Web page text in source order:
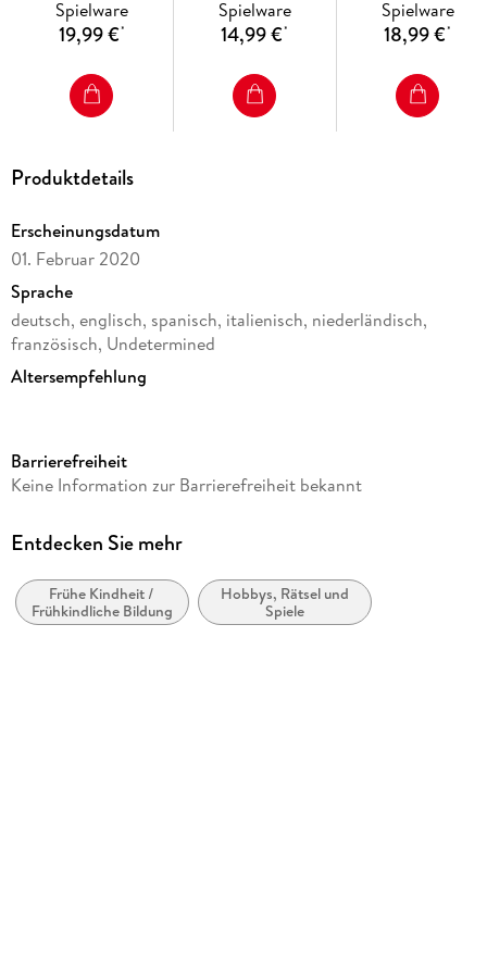
Spielware
19,99 €*
54 Teile -
Stiftehalter für
Jahren,
Schreibtisch-
Spielware
14,99 €*
Puzzeln in drei
Dimensionen nach
für Erwachsene
Kinder ab 6
Spielware
18,99 €*
Produktdetails
Erscheinungsdatum
01. Februar 2020
Sprache
deutsch, englisch, spanisch, italienisch, niederländisch,
französisch, Undetermined
Altersempfehlung
3D Puzzles (Ravensburger)
Verlag/Hersteller
Spiel
Schwierigkeitsgrad
Barrierefreiheit
Keine Information zur Barrierefreiheit bekannt
Entdecken Sie mehr
Frühe Kindheit /
Frühkindliche Bildung
Hobbys, Rätsel und
Spiele